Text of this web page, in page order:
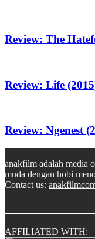
Review: The
Review: Life
Review: Ngenest
anakfilm adalah media
muda dengan hobi
Contact us:
AFFILIATED WITH: